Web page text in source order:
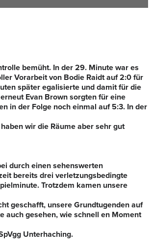
bemüht. In der 29. Minute war es
Vorarbeit von Bodie Raidt auf 2:0 für
später egalisierte und damit für die
Evan Brown sorgten für eine
in der Folge noch einmal auf 5:3. In der
wir die Räume aber sehr gut
durch einen sehenswerten
bereits drei verletzungsbedingte
Trotzdem kamen unsere
geschafft, unsere Grundtugenden auf
auch gesehen, wie schnell en Moment
Unterhaching.